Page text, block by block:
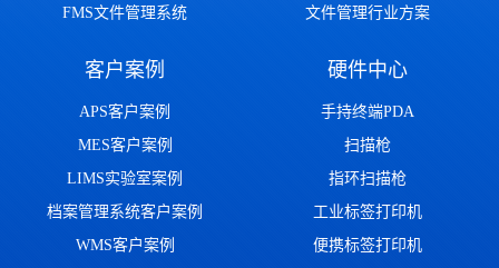
FMS文件管理系统
文件管理行业方案
客户案例
APS客户案例
MES客户案例
LIMS实验室案例
档案管理系统客户案例
WMS客户案例
硬件中心
手持终端PDA
扫描枪
指环扫描枪
工业标签打印机
便携标签打印机